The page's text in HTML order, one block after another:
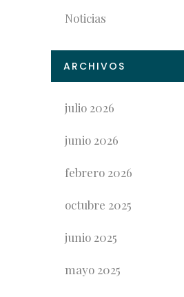
Noticias
ARCHIVOS
julio 2026
junio 2026
febrero 2026
octubre 2025
junio 2025
mayo 2025